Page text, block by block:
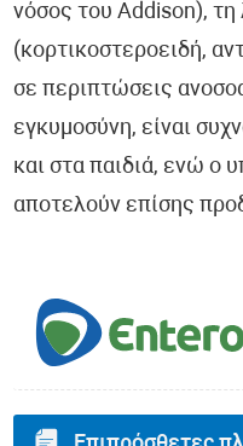
νόσος του Addison),
(κορτικοστεροειδή,
σε περιπτώσεις
εγκυμοσύνη, είναι
και στα παιδιά, ενώ ο
αποτελούν επίσης